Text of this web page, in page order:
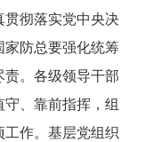
彻落实党中央决
家防总要强化统筹
。各级领导干部
、靠前指挥，组
作。基层党组织